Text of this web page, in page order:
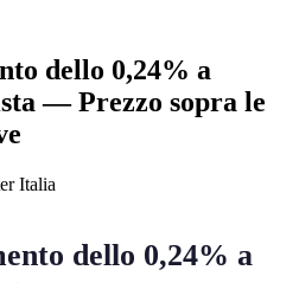
dello 0,24% a
— Prezzo sopra le
Italia
dello 0,24% a